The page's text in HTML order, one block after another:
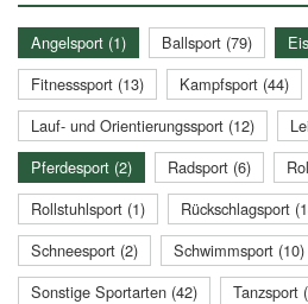
Angelsport (1) Ballsport (79)
Fitnesssport (13)
Kampfsport (44)
Lauf- und Orientierungssport (12)
Pferdesport (2)
Radsport (6)
Rollstuhlsport (1)
Rückschlagsport
Schneesport (2)
Schwimmsport (10)
Sonstige Sportarten (42)
Tanzsport